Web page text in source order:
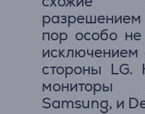
пор особо не
исключением
стороны LG.
мониторы
Samsung, и